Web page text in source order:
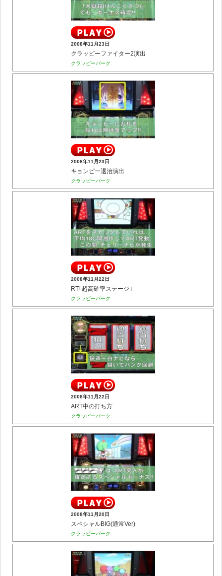
2008年11月23日
クラッピーファイター2演出
クラッピーパーク
2008年11月23日
キョンピー退治演出
クラッピーパーク
2008年11月22日
RT｢超高確率ステージ｣
クラッピーパーク
2008年11月22日
ART中の打ち方
クラッピーパーク
2008年11月20日
スペシャルBIG(通常Ver)
クラッピーパーク